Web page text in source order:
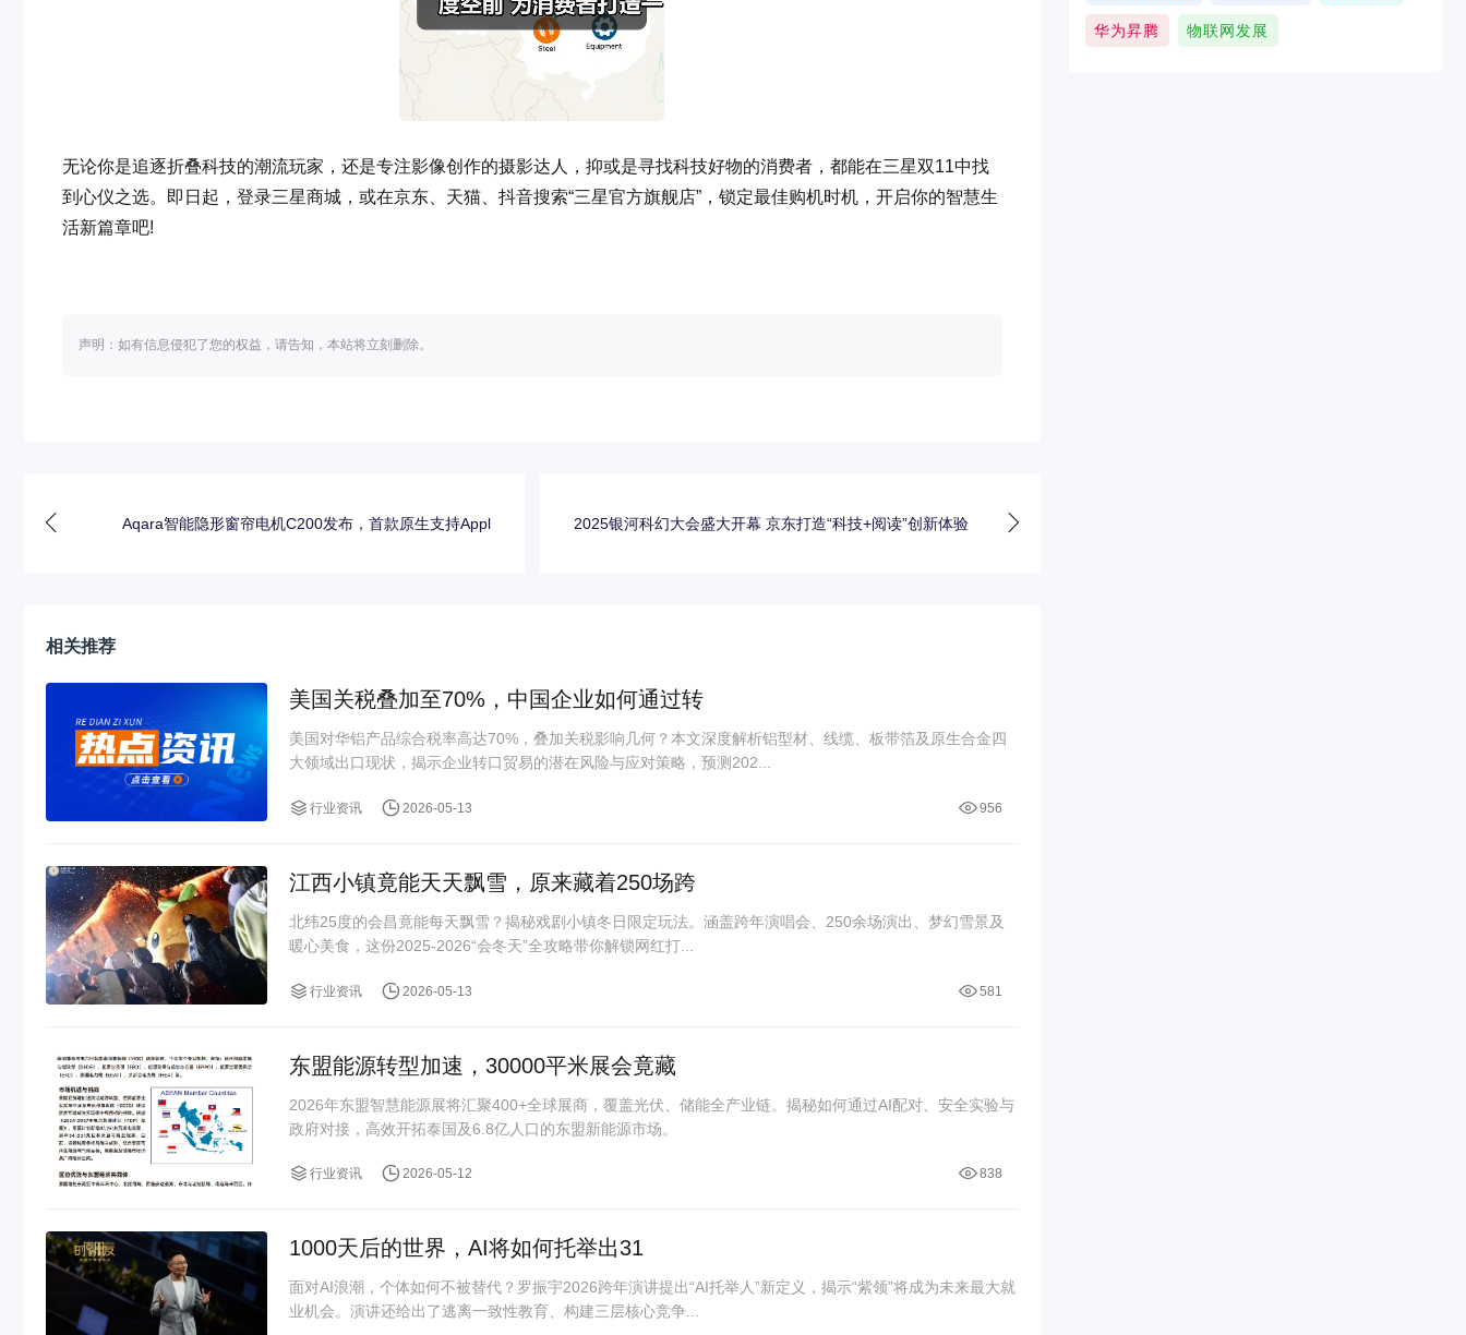
无论你是追逐折叠科技的潮流玩家，还是专注影像创作的摄影达人，抑或是寻找科技好物的消费者，都能在三星双11中找
到心仪之选。即日起，登录三星商城，或在京东、天猫、抖音搜索“三星官方旗舰店”，锁定最佳购机时机，开启你的智慧生
活新篇章吧!
声明：如有信息侵犯了您的权益，请告知，本站将立刻删除。
Aqara智能隐形窗帘电机C200发布，首款原生支持Appl 2025银河科幻大会盛大开幕 京东打造“科技+阅读”创新体验
相关推荐
美国关税叠加至70%，中国企业如何通过转
美国对华铝产品综合税率高达70%，叠加关税影响几何？本文深度解析铝型材、线缆、板带箔及原生合金四
大领域出口现状，揭示企业转口贸易的潜在风险与应对策略，预测202...
行业资讯 2026-05-13 956
江西小镇竟能天天飘雪，原来藏着250场跨
北纬25度的会昌竟能每天飘雪？揭秘戏剧小镇冬日限定玩法。涵盖跨年演唱会、250余场演出、梦幻雪景及
暖心美食，这份2025-2026“会冬天”全攻略带你解锁网红打...
行业资讯 2026-05-13 581
东盟能源转型加速，30000平米展会竟藏
2026年东盟智慧能源展将汇聚400+全球展商，覆盖光伏、储能全产业链。揭秘如何通过AI配对、安全实验与
政府对接，高效开拓泰国及6.8亿人口的东盟新能源市场。
行业资讯 2026-05-12 838
1000天后的世界，AI将如何托举出31
面对AI浪潮，个体如何不被替代？罗振宇2026跨年演讲提出“AI托举人”新定义，揭示“紫领”将成为未来最大就
业机会。演讲还给出了逃离一致性教育、构建三层核心竞争...
华为昇腾 物联网发展